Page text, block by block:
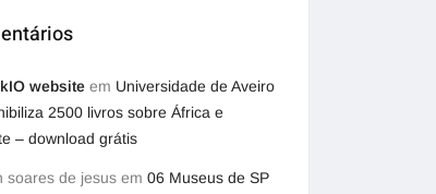
website em Universidade de Aveiro
2500 livros sobre África e
– download grátis
soares de jesus em 06 Museus de SP